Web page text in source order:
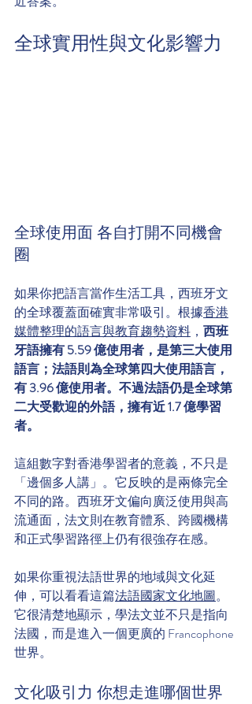
全球實用性與文化影響力
全球使用面 各自打開不同機會
圈
如果你把語言當作生活工具，西班牙文
的全球覆蓋面確實非常吸引。根據香港
媒體整理的語言與教育趨勢資料 ， 西班
牙語擁有 5.59 億使用者，是第三大使用
語言；法語則為全球第四大使用語言，
有 3.96 億使用者。不過法語仍是全球第
二大受歡迎的外語，擁有近 1.7 億學習
者。
這組數字對香港學習者的意義，不只是
「邊個多人講」。它反映的是兩條完全
不同的路。西班牙文偏向廣泛使用與高
流通面，法文則在教育體系、跨國機構
和正式學習路徑上仍有很強存在感。
如果你重視法語世界的地域與文化延
伸，可以看看這篇法語國家文化地圖。
它很清楚地顯示，學法文並不只是指向
法國，而是進入一個更廣的 Francophone
世界。
文化吸引力 你想走進哪個世界